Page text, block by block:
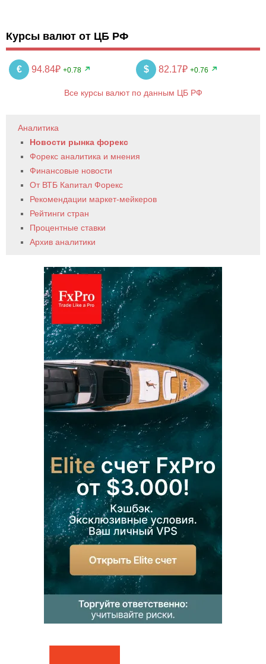
Курсы валют от ЦБ РФ
€ 94.84₽ +0.78 $ 82.17₽ +0.76
Все курсы валют по данным ЦБ РФ
Аналитика
Новости рынка форекс
Форекс аналитика и мнения
Финансовые новости
От ВТБ Капитал Форекс
Рекомендации маркет-мейкеров
Рейтинги стран
Процентные ставки
Архив аналитики